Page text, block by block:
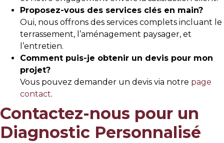
Proposez-vous des services clés en main?
Oui, nous offrons des services complets incluant le
terrassement, l’aménagement paysager, et
l’entretien.
Comment puis-je obtenir un devis pour mon
projet?
Vous pouvez demander un devis via notre page
contact.
Contactez-nous pour un
Diagnostic Personnalisé